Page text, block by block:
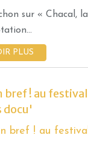
sur « Chacal, la
PLUS
AGENDA
EN TOURNÉE
ATELIERS
bref ! au festival
docu'